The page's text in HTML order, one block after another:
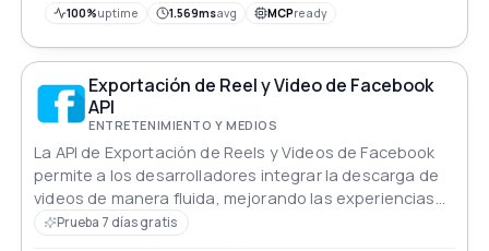
100%uptime 1.569msavg MCPready
Exportación de Reel y Video de Facebook
API
ENTRETENIMIENTO Y MEDIOS
La API de Exportación de Reels y Videos de Facebook
permite a los desarrolladores integrar la descarga de
videos de manera fluida, mejorando las experiencias
de los usuarios en todas las plataformas.
Prueba 7 días gratis